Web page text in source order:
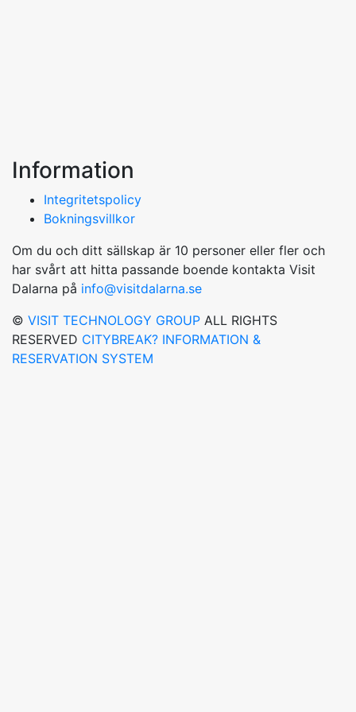
Information
Integritetspolicy
Bokningsvillkor
Om du och ditt sällskap är 10 personer eller fler och
har svårt att hitta passande boende kontakta Visit
Dalarna på info@visitdalarna.se
© VISIT TECHNOLOGY GROUP ALL RIGHTS
RESERVED CITYBREAK? INFORMATION &
RESERVATION SYSTEM